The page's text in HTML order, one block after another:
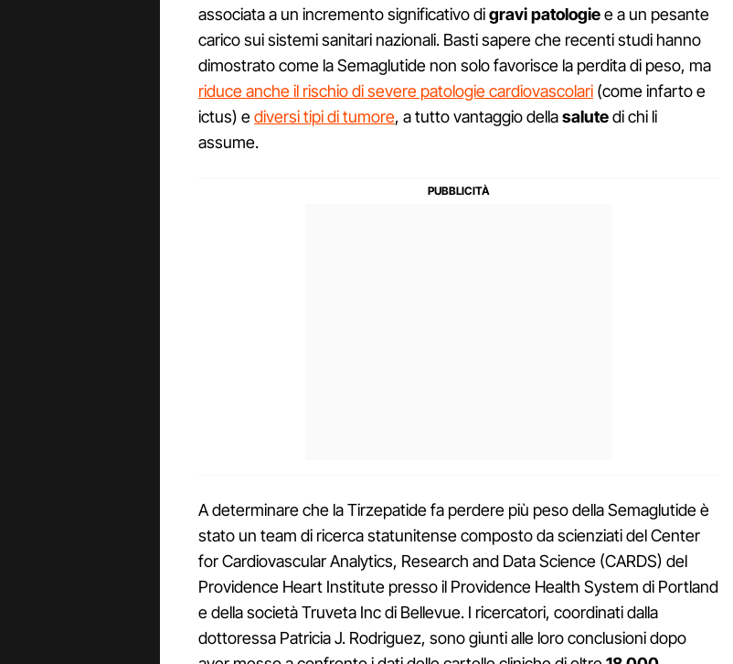
associata a un incremento significativo digravi patologiee a un pesante
carico sui sistemi sanitari nazionali. Basti sapere che recenti studi hanno
dimostrato come la Semaglutide non solo favorisce la perdita di peso, ma
riduce anche il rischio di severe patologie cardiovascolari (come infarto e
ictus) ediversi tipi di tumore, a tutto vantaggio dellasalutedi chi li
assume.
A determinare che la Tirzepatide fa perdere più peso della Semaglutide è
stato un team di ricerca statunitense composto da scienziati del Center
for Cardiovascular Analytics, Research and Data Science (CARDS) del
Providence Heart Institute presso il Providence Health System di Portland
e della società Truveta Inc di Bellevue. I ricercatori, coordinati dalla
dottoressa Patricia J. Rodriguez, sono giunti alle loro conclusioni dopo